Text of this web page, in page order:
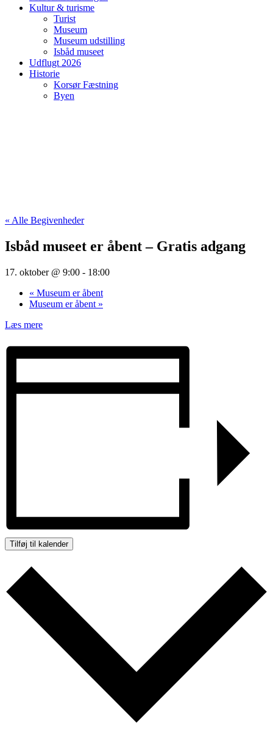
Kultur & turisme
Turist
Museum
Museum udstilling
Isbåd museet
Udflugt 2026
Historie
Korsør Fæstning
Byen
« Alle Begivenheder
Isbåd museet er åbent – Gratis adgang
17. oktober @ 9:00 - 18:00
« Museum er åbent
Museum er åbent »
Læs mere
Tilføj til kalender